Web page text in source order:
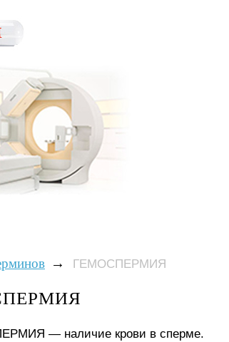
→ ГЕМОСПЕРМИЯ
— наличие крови в сперме.